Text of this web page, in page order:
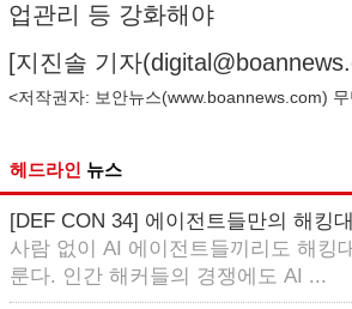
업관리 등 강화해야
[지진솔 기자(
<저작권자: 보안뉴스(www.boannews.com)
헤드라인 뉴스
[DEF CON 34] 에이전트들만의 해킹
사람 없이 AI 에이전트들끼리도 해킹
룬다. 인간 해커들의 경쟁에도 AI ...